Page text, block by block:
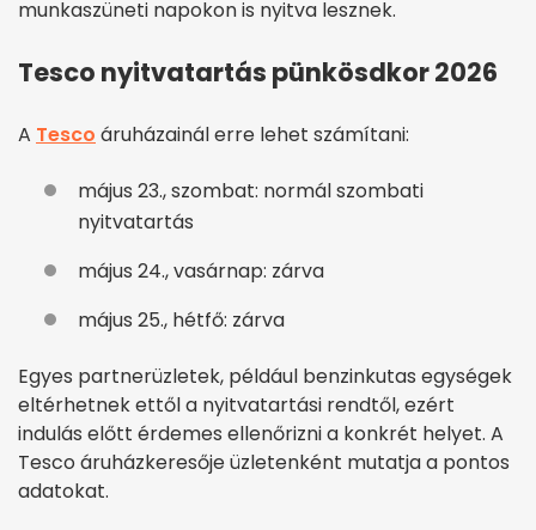
munkaszüneti napokon is nyitva lesznek.
Tesco nyitvatartás pünkösdkor 2026
A Tesco áruházainál erre lehet számítani:
május 23., szombat: normál szombati
nyitvatartás
május 24., vasárnap: zárva
május 25., hétfő: zárva
Egyes partnerüzletek, például benzinkutas egységek
eltérhetnek ettől a nyitvatartási rendtől, ezért
indulás előtt érdemes ellenőrizni a konkrét helyet. A
Tesco áruházkeresője üzletenként mutatja a pontos
adatokat.